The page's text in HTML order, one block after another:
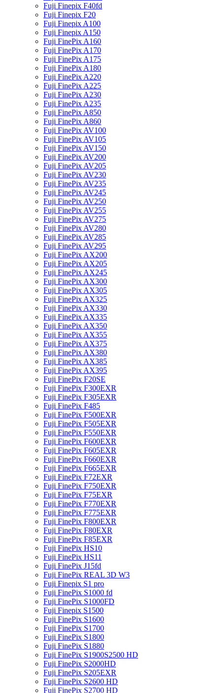
Fuji Finepix F40fd
Fuji Finepix F20
Fuji Finepix A100
Fuji Finepix A150
Fuji FinePix A160
Fuji FinePix A170
Fuji FinePix A175
Fuji FinePix A180
Fuji FinePix A220
Fuji FinePix A225
Fuji FinePix A230
Fuji FinePix A235
Fuji FinePix A850
Fuji FinePix A860
Fuji FinePix AV100
Fuji FinePix AV105
Fuji FinePix AV150
Fuji FinePix AV200
Fuji FinePix AV205
Fuji FinePix AV230
Fuji FinePix AV235
Fuji FinePix AV245
Fuji FinePix AV250
Fuji FinePix AV255
Fuji FinePix AV275
Fuji FinePix AV280
Fuji FinePix AV285
Fuji FinePix AV295
Fuji FinePix AX200
Fuji FinePix AX205
Fuji FinePix AX245
Fuji FinePix AX300
Fuji FinePix AX305
Fuji FinePix AX325
Fuji FinePix AX330
Fuji FinePix AX335
Fuji FinePix AX350
Fuji FinePix AX355
Fuji FinePix AX375
Fuji FinePix AX380
Fuji FinePix AX385
Fuji FinePix AX395
Fuji FinePix F20SE
Fuji FinePix F300EXR
Fuji FinePix F305EXR
Fuji FinePix F485
Fuji FinePix F500EXR
Fuji FinePix F505EXR
Fuji FinePix F550EXR
Fuji FinePix F600EXR
Fuji FinePix F605EXR
Fuji FinePix F660EXR
Fuji FinePix F665EXR
Fuji FinePix F72EXR
Fuji FinePix F750EXR
Fuji FinePix F75EXR
Fuji FinePix F770EXR
Fuji FinePix F775EXR
Fuji FinePix F800EXR
Fuji FinePix F80EXR
Fuji FinePix F85EXR
Fuji FinePix HS10
Fuji FinePix HS11
Fuji FinePix J15fd
Fuji FinePix REAL 3D W3
Fuji Finepix S1 pro
Fuji FinePix S1000 fd
Fuji FinePix S1000FD
Fuji Finepix S1500
Fuji FinePix S1600
Fuji FinePix S1700
Fuji FinePix S1800
Fuji FinePix S1880
Fuji FinePix S1900S2500 HD
Fuji FinePix S2000HD
Fuji FinePix S205EXR
Fuji FinePix S2600 HD
Fuji FinePix S2700 HD